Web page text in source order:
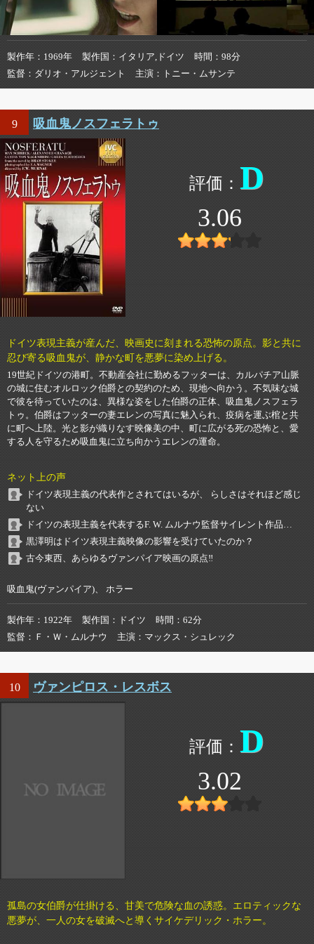
製作年 1969年 製作国 イタリア,ドイツ 時間
98分
監督
ダリオ・アルジェント 主演 トニー・ムサンテ
9 吸血鬼ノスフェラトゥ
D
3.06
ドイツ表現主義が産んだ、映画史に刻まれる恐怖の原点。影と共に
忍び寄る吸血鬼が、静かな町を悪夢に染め上げる。
19世紀ドイツの港町。不動産会社に勤めるフッターは、カルパチア山脈
の城に住むオルロック伯爵との契約のため、現地へ向かう。不気味な城
で彼を待っていたのは、異様な姿をした伯爵の正体、吸血鬼ノスフェラ
トゥ。伯爵はフッターの妻エレンの写真に魅入られ、疫病を運ぶ棺と共
に町へ上陸。光と影が織りなす映像美の中、町に広がる死の恐怖と、愛
する人を守るため吸血鬼に立ち向かうエレンの運命。
ネット上の声
ドイツ表現主義の代表作とされてはいるが、 らしさはそれほど感じ
ない
ドイツの表現主義を代表するF. W. ムルナウ監督サイレント作品…
黒澤明はドイツ表現主義映像の影響を受けていたのか？
古今東西、あらゆるヴァンパイア映画の原点‼️
吸血鬼(ヴァンパイア)、 ホラー
製作年 1922年 製作国 ドイツ 時間
62分
監督
Ｆ・Ｗ・ムルナウ 主演 マックス・シュレック
10 ヴァンピロス・レスボス
D
3.02
孤島の女伯爵が仕掛ける、甘美で危険な血の誘惑。エロティックな
悪夢が、一人の女を破滅へと導くサイケデリック・ホラー。